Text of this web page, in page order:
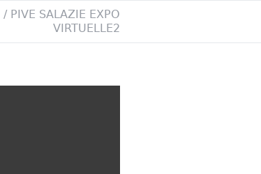
/ PIVE SALAZIE EXPO
VIRTUELLE2